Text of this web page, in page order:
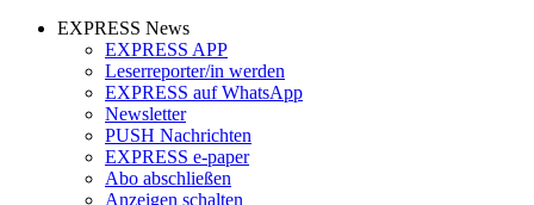
EXPRESS News
EXPRESS APP
Leserreporter/in werden
EXPRESS auf WhatsApp
Newsletter
PUSH Nachrichten
EXPRESS e-paper
Abo abschließen
Anzeigen schalten